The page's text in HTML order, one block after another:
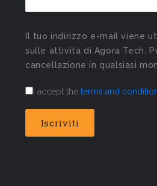
Il tuo indirizzo e-mail viene
sulle attività di Agora Tech.
cancellazione in qualsiasi
I accept the terms and